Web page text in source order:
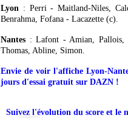
Lyon : Perri - Maitland-Niles,
Benrahma, Fofana - Lacazette (c).
Nantes : Lafont - Amian, Pallois,
Thomas, Abline, Simon.
Envie de voir l'affiche Lyon-
jours d'essai gratuit sur DAZN !
Suivez l'évolution du score et le